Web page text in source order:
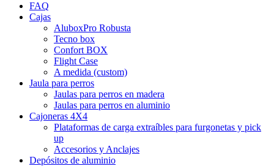
FAQ
Cajas
AluboxPro Robusta
Tecno box
Confort BOX
Flight Case
A medida (custom)
Jaula para perros
Jaulas para perros en madera
Jaulas para perros en aluminio
Cajoneras 4X4
Plataformas de carga extraíbles para furgonetas y pick
up
Accesorios y Anclajes
Depósitos de aluminio